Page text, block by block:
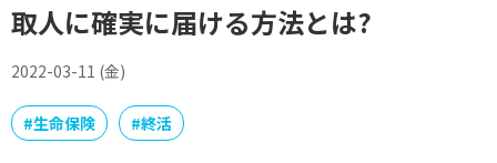
取人に確実に届ける方法とは?
2022-03-11 (金)
#生命保険 #終活